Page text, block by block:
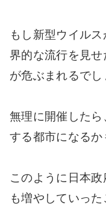
もし新型ウイル
界的な流行を見
が危ぶまれるでし
無理に開催した
する都市になるか
このように日本
も増やしていっ